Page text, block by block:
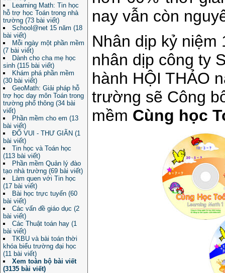
Learning Math: Tin học
hỗ trợ học Toán trong nhà
trường (73 bài viết)
School@net 15 năm (18
bài viết)
Mỗi ngày một phần mềm
(7 bài viết)
Dành cho cha mẹ học
sinh (115 bài viết)
Khám phá phần mềm
(30 bài viết)
GeoMath: Giải pháp hỗ
trợ học dạy môn Toán trong
trường phổ thông (34 bài
viết)
Phần mềm cho em (13
bài viết)
ĐỐ VUI - THƯ GIÃN (1
bài viết)
Tin học và Toán học
(113 bài viết)
Phần mềm Quản lý đào
tạo nhà trường (69 bài viết)
Làm quen với Tin học
(17 bài viết)
Bài học trực tuyến (60
bài viết)
Các vấn đề giáo dục (2
bài viết)
Các Thuật toán hay (1
bài viết)
TKBU và bài toán thời
khóa biểu trường đại học
(11 bài viết)
Xem toàn bộ bài viết
(3135 bài viết)
nay vẫn còn
Nhân dịp kỷ niệm
nhân dịp công ty
hành HỘI THẢO
trường sẽ Công
mềm Cùng học